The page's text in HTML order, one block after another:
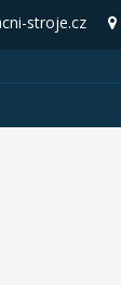
stroje.cz